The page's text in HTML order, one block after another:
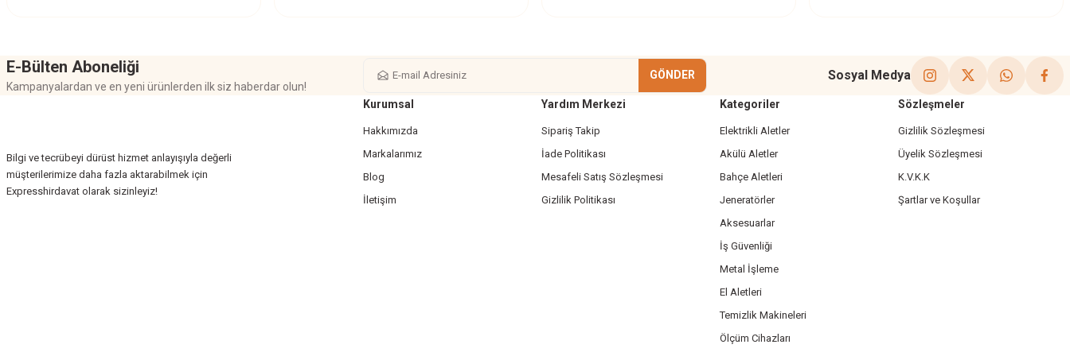
Gönder
E-Bülten Aboneliği
Kampanyalardan ve en yeni ürünlerden ilk siz haberdar olun!
GÖNDER Sosyal Medya
Bilgi ve tecrübeyi dürüst hizmet anlayışıyla değerli
müşterilerimize daha fazla aktarabilmek için
Expresshirdavat olarak sizinleyiz!
Kurumsal
Hakkımızda
Markalarımız
Blog
İletişim
Yardım Merkezi
Sipariş Takip
İade Politikası
Mesafeli Satış Sözleşmesi
Gizlilik Politikası
Kategoriler
Elektrikli Aletler
Akülü Aletler
Bahçe Aletleri
Jeneratörler
Aksesuarlar
İş Güvenliği
Metal İşleme
El Aletleri
Temizlik Makineleri
Ölçüm Cihazları
Sözleşmeler
Gizlilik Sözleşmesi
Üyelik Sözleşmesi
K.V.K.K
Şartlar ve Koşullar